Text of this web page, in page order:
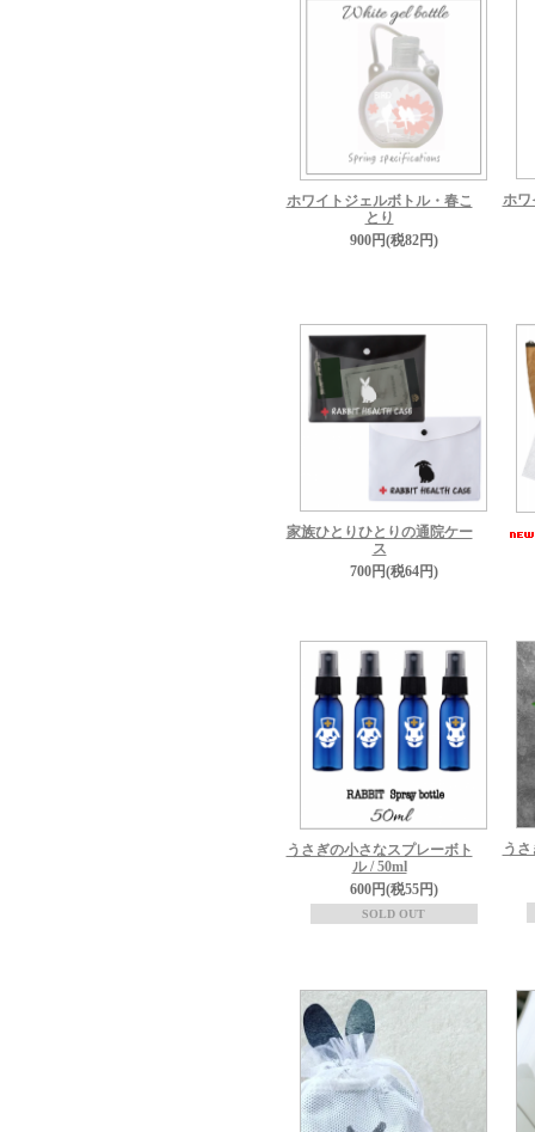
ホワイトジェルボトル・春こ
とり
900円(税82円)
ホワ
家族ひとりひとりの通院ケー
ス
700円(税64円)
うさぎの小さなスプレーボト
ル / 50ml
600円(税55円)
SOLD OUT
う